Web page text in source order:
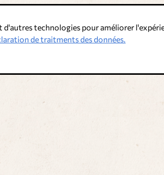
d'autres technologies pour améliorer
de traitments des données.
alimentaires. Qualité suisse.